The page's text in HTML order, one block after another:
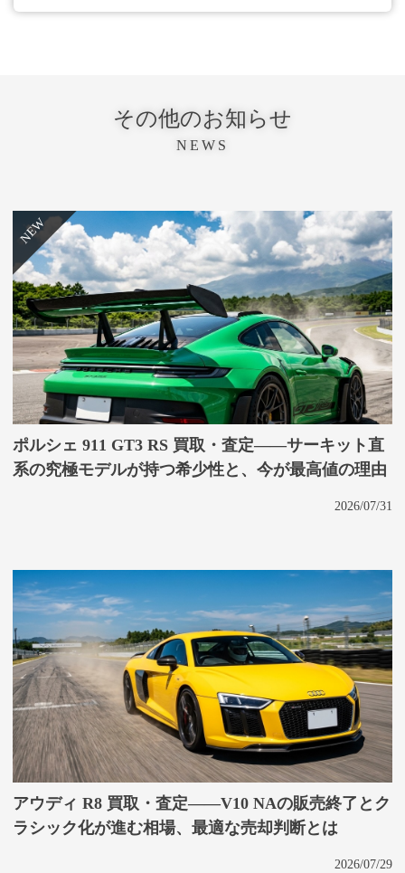
その他のお知らせ
NEWS
ポルシェ 911 GT3 RS 買取・査定——サーキット直
系の究極モデルが持つ希少性と、今が最高値の理由
2026/07/31
アウディ R8 買取・査定——V10 NAの販売終了とク
ラシック化が進む相場、最適な売却判断とは
2026/07/29